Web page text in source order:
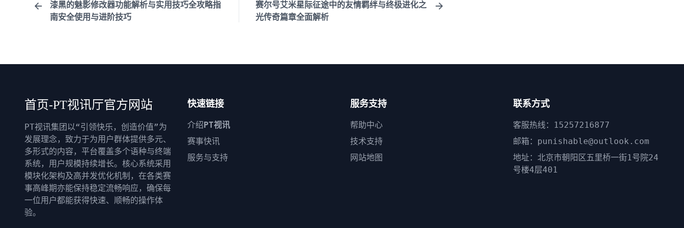
漆黑的魅影修改器功能解析与实用技巧全攻略指
南安全使用与进阶技巧
赛尔号艾米星际征途中的友情羁绊与终极进化之
光传奇篇章全面解析
首页-PT视讯厅官方网站
PT视讯集团以“引领快乐，创造价值”为
发展理念，致力于为用户群体提供多元、
多形式的内容，平台覆盖多个语种与终端
系统，用户规模持续增长。核心系统采用
模块化架构及高并发优化机制，在各类赛
事高峰期亦能保持稳定流畅响应，确保每
一位用户都能获得快速、顺畅的操作体
验。
快速链接
介绍PT视讯
赛事快讯
服务与支持
服务支持
帮助中心
技术支持
网站地图
联系方式
客服热线：15257216877
邮箱：punishable@outlook.com
地址：北京市朝阳区五里桥一街1号院24
号楼4层401